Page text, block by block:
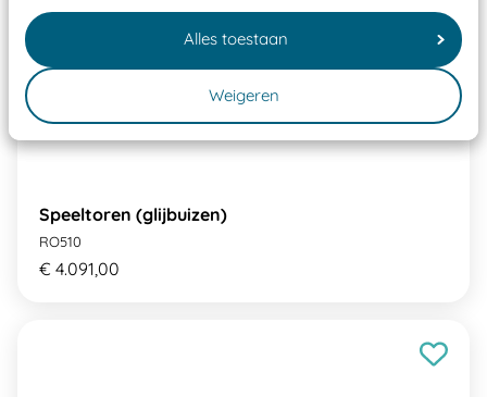
Alles toestaan
Weigeren
Speeltoren (glijbuizen)
RO510
€ 4.091,00